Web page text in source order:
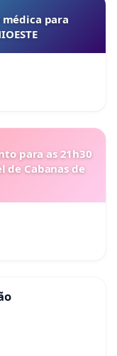
para
para as 21h30
de Cabanas de